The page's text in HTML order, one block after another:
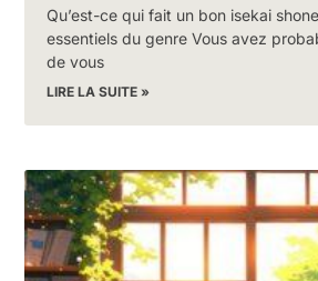
Qu’est-ce qui fait un bon isekai
essentiels du genre Vous avez
de vous
LIRE LA SUITE »